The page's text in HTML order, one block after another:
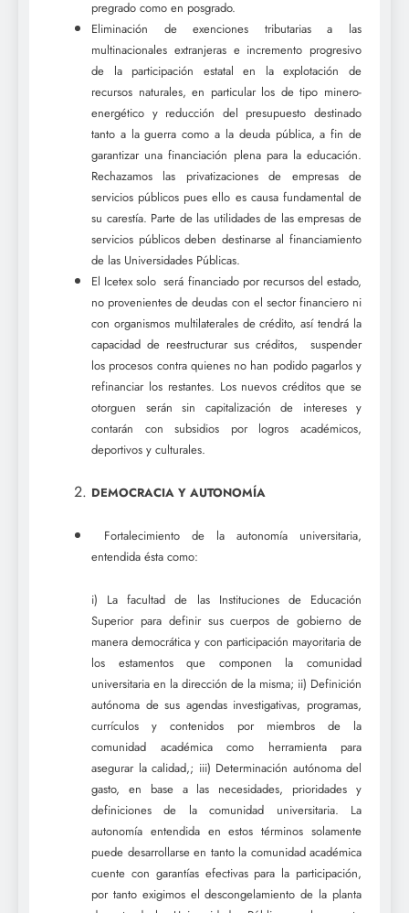
pregrado como en posgrado.
Eliminación de exenciones tributarias a las
multinacionales extranjeras e incremento progresivo
de la participación estatal en la explotación de
recursos naturales, en particular los de tipo minero-
energético y reducción del presupuesto destinado
tanto a la guerra como a la deuda pública, a fin de
garantizar una financiación plena para la educación.
Rechazamos las privatizaciones de empresas de
servicios públicos pues ello es causa fundamental de
su carestía. Parte de las utilidades de las empresas de
servicios públicos deben destinarse al financiamiento
de las Universidades Públicas.
El Icetex solo será financiado por recursos del estado,
no provenientes de deudas con el sector financiero ni
con organismos multilaterales de crédito, así tendrá la
capacidad de reestructurar sus créditos, suspender
los procesos contra quienes no han podido pagarlos y
refinanciar los restantes. Los nuevos créditos que se
otorguen serán sin capitalización de intereses y
contarán con subsidios por logros académicos,
deportivos y culturales.
DEMOCRACIA Y AUTONOMÍA
Fortalecimiento de la autonomía universitaria,
entendida ésta como:
i) La facultad de las Instituciones de Educación
Superior para definir sus cuerpos de gobierno de
manera democrática y con participación mayoritaria de
los estamentos que componen la comunidad
universitaria en la dirección de la misma; ii) Definición
autónoma de sus agendas investigativas, programas,
currículos y contenidos por miembros de la
comunidad académica como herramienta para
asegurar la calidad,; iii) Determinación autónoma del
gasto, en base a las necesidades, prioridades y
definiciones de la comunidad universitaria. La
autonomía entendida en estos términos solamente
puede desarrollarse en tanto la comunidad académica
cuente con garantías efectivas para la participación,
por tanto exigimos el descongelamiento de la planta